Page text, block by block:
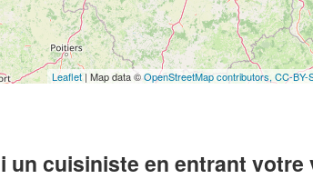
Leaflet | Map data ©OpenStreetMap contributors, CC-BY-
un cuisiniste en entrant